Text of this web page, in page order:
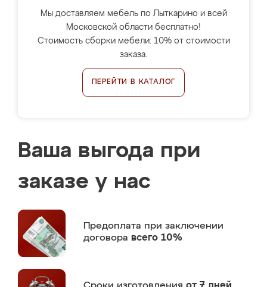
Мы доставляем мебель по Лыткарино и всей
Московской области бесплатно!
Стоимость сборки мебели: 10% от стоимости
заказа.
ПЕРЕЙТИ В КАТАЛОГ
Ваша выгода при
заказе у нас
Предоплата при заключении
договора всего 10%